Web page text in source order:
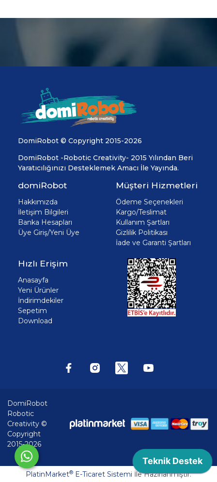
DomiRobot © Copyright 2015-2026
DomiRobot -Robotic Creativity- 2015 Yılından Beri
Yaratıcılığınızı Desteklemek Amacı İle Yayında.
domiRobot
Hakkımızda
İletişim Bilgileri
Banka Hesapları
Üye Giriş/Yeni Üye
Müşteri Hizmetleri
Ödeme Seçenekleri
Kargo/Teslimat
Kullanım Şartları
Gizlilik Politikası
İade ve Garanti Şartları
Hızlı Erişim
Anasayfa
Yeni Ürünler
İndirimdekiler
Sepetim
Download
DomiRobot
Robotic
Creativity ©
Copyright
2015-2026
PlatinMarket® E-Ticaret Sistemi İle Hazırlanmıştır.